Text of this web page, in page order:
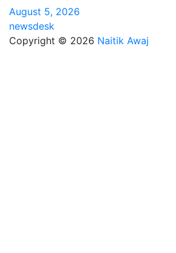
August 5, 2026
newsdesk
Copyright © 2026 Naitik Awaj